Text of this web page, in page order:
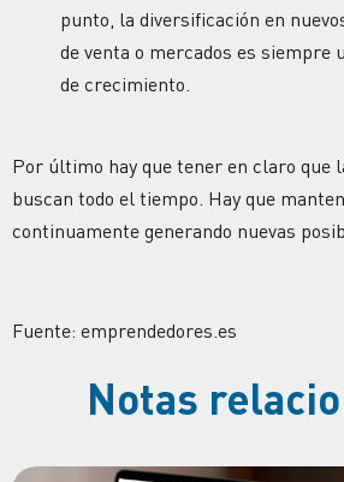
punto, la diversificación en
de venta o mercados es siempre
de crecimiento.
Por último hay que tener en claro que
buscan todo el tiempo. Hay que
continuamente generando nuevas
Fuente: emprendedores.es
Notas